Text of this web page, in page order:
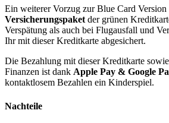
Ein weiterer Vorzug zur Blue Card Version
Versicherungspaketder grünen
Verspätung als auch bei Flugausfall und
Ihr mit dieser Kreditkarte abgesichert.
Die Bezahlung mit dieser Kreditkarte
Finanzen ist dank Apple Pay & Google
kontaktlosem Bezahlen ein Kinderspiel.
Nachteile